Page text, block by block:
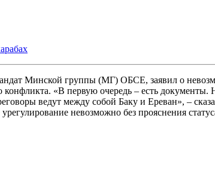
Минской группы (МГ) ОБСЕ, заявил о
конфликта. «В первую очередь – есть
ведут между собой Баку и Ереван», –
невозможно без прояснения